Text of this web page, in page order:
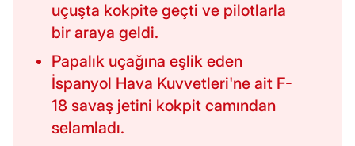
uçuşta kokpite geçti ve pilotlarla
bir araya geldi.
Papalık uçağına eşlik eden
İspanyol Hava Kuvvetleri'ne ait F-
18 savaş jetini kokpit camından
selamladı.